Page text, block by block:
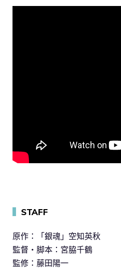
STAFF
原作：「銀魂」空知英秋
監督・脚本：宮脇千鶴
監修：藤田陽一